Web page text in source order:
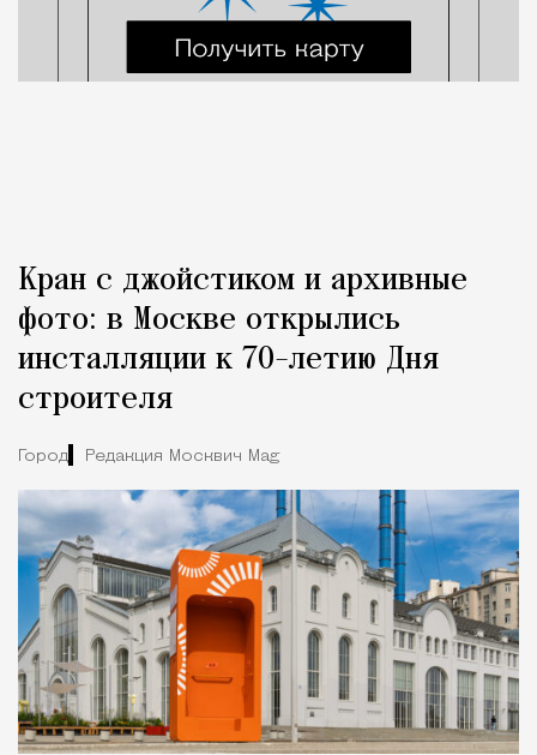
Кран с джойстиком и архивные
фото: в Москве открылись
инсталляции к 70-летию Дня
строителя
Город Редакция Москвич Mag